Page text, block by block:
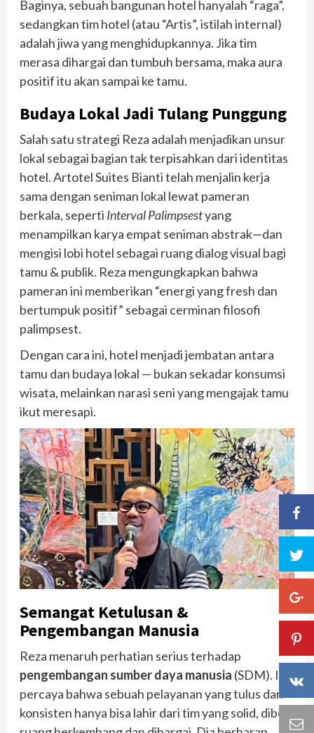
Baginya, sebuah bangunan hotel hanyalah “raga”,
sedangkan tim hotel (atau “Artis”, istilah internal)
adalah jiwa yang menghidupkannya. Jika tim
merasa dihargai dan tumbuh bersama, maka aura
positif itu akan sampai ke tamu.
Budaya Lokal Jadi Tulang Punggung
Salah satu strategi Reza adalah menjadikan unsur
lokal sebagai bagian tak terpisahkan dari identitas
hotel. Artotel Suites Bianti telah menjalin kerja
sama dengan seniman lokal lewat pameran
berkala, seperti Interval Palimpsestyang
menampilkan karya empat seniman abstrak—dan
mengisi lobi hotel sebagai ruang dialog visual bagi
tamu & publik. Reza mengungkapkan bahwa
pameran ini memberikan “energi yang fresh dan
bertumpuk positif” sebagai cerminan filosofi
palimpsest.
Dengan cara ini, hotel menjadi jembatan antara
tamu dan budaya lokal — bukan sekadar konsumsi
wisata, melainkan narasi seni yang mengajak tamu
ikut meresapi.
Semangat Ketulusan &
Pengembangan Manusia
Reza menaruh perhatian serius terhadap
pengembangan sumber daya manusia (SDM). Ia
percaya bahwa sebuah pelayanan yang tulus dan
konsisten hanya bisa lahir dari tim yang solid, diberi